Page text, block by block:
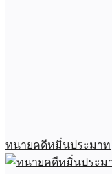
ทนายคดีหมิ่นประมาท